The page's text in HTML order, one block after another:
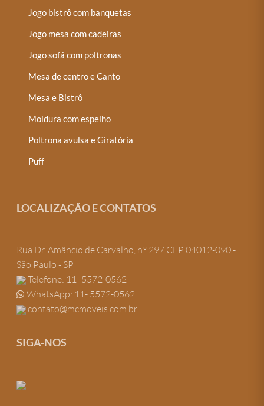
Jogo bistrô com banquetas
Jogo mesa com cadeiras
Jogo sofá com poltronas
Mesa de centro e Canto
Mesa e Bistrô
Moldura com espelho
Poltrona avulsa e Giratória
Puff
LOCALIZAÇÃO E CONTATOS
Rua Dr. Amâncio de Carvalho, n.º 297 CEP 04012-090 -
São Paulo - SP
Telefone: 11- 5572-0562
WhatsApp: 11- 5572-0562
contato@mcmoveis.com.br
SIGA-NOS